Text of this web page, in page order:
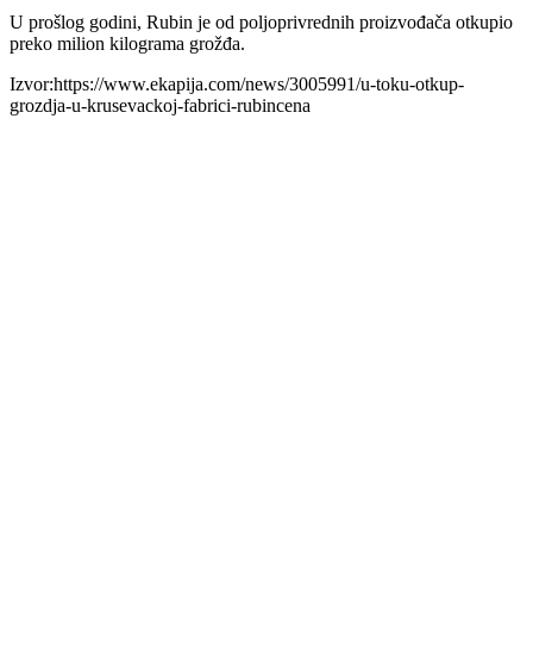
U prošlog godini, Rubin je od poljoprivrednih proizvođača otkupio
preko milion kilograma grožđa.
Izvor:https://www.ekapija.com/news/3005991/u-toku-otkup-
grozdja-u-krusevackoj-fabrici-rubincena